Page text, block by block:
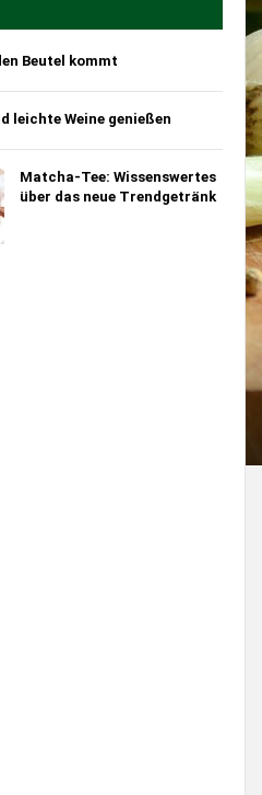
Beutel kommt
leichte Weine genießen
Matcha-Tee: Wissenswertes
über das neue Trendgetränk